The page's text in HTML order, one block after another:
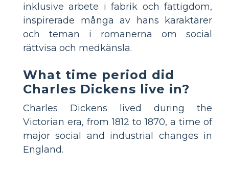
inklusive arbete i fabrik och fattigdom,
inspirerade många av hans karaktärer
och teman i romanerna om social
rättvisa och medkänsla.
What time period did
Charles Dickens live in?
Charles Dickens lived during the
Victorian era, from 1812 to 1870, a time of
major social and industrial changes in
England.